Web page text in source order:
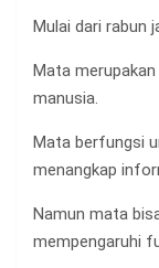
Mulai dari rabun
Mata
manusia.
Mata berfungsi
menangkap
Namun mata
mempengaruhi